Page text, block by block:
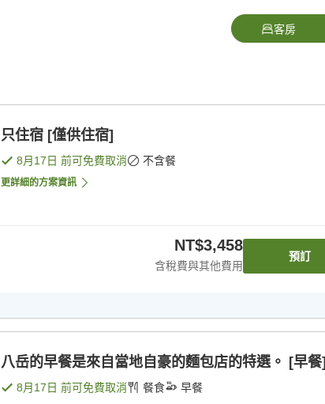
客房
只住宿 [僅供住宿]
8月17日 前可免費取消 不含餐
更詳細的方案資訊
NT$3,458
含稅費與其他費用
預訂
八岳的早餐是來自當地自豪的麵包店的特選。 [早餐]
8月17日 前可免費取消 餐食 早餐